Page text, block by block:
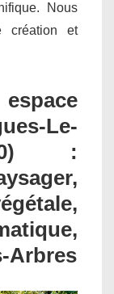
Nous
création et
Le-
:
Arbres